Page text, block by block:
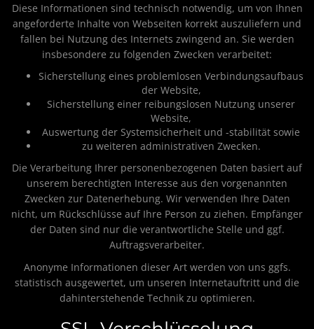
Diese Informationen sind technisch notwendig, um von Ihnen
angeforderte Inhalte von Webseiten korrekt auszuliefern und
fallen bei Nutzung des Internets zwingend an. Sie werden
insbesondere zu folgenden Zwecken verarbeitet:
Sicherstellung eines problemlosen Verbindungsaufbaus
der Website,
Sicherstellung einer reibungslosen Nutzung unserer
Website,
Auswertung der Systemsicherheit und -stabilität sowie
zu weiteren administrativen Zwecken.
Die Verarbeitung Ihrer personenbezogenen Daten basiert auf
unserem berechtigten Interesse aus den vorgenannten
Zwecken zur Datenerhebung. Wir verwenden Ihre Daten
nicht, um Rückschlüsse auf Ihre Person zu ziehen. Empfänger
der Daten sind nur die verantwortliche Stelle und ggf.
Auftragsverarbeiter.
Anonyme Informationen dieser Art werden von uns ggfs.
statistisch ausgewertet, um unseren Internetauftritt und die
dahinterstehende Technik zu optimieren.